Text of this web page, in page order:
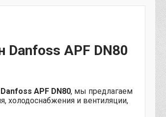
Danfoss APF DN80
APF DN80, мы предлагаем
холодоснабжения и вентиляции,